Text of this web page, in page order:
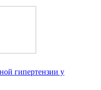
гипертензии у